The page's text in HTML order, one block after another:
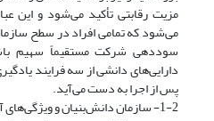
مزیت رقابتی تأکید می‌شود و این
می‌شود که تمامی افراد در سطح
سوددهی شرکت مستقیماً سهیم
دارایی‌های دانشی از سه فرایند
پس از اجرا به دست می‌آید.
1-2- سازمان دانش‌بنیان و ویژگی‌های آن